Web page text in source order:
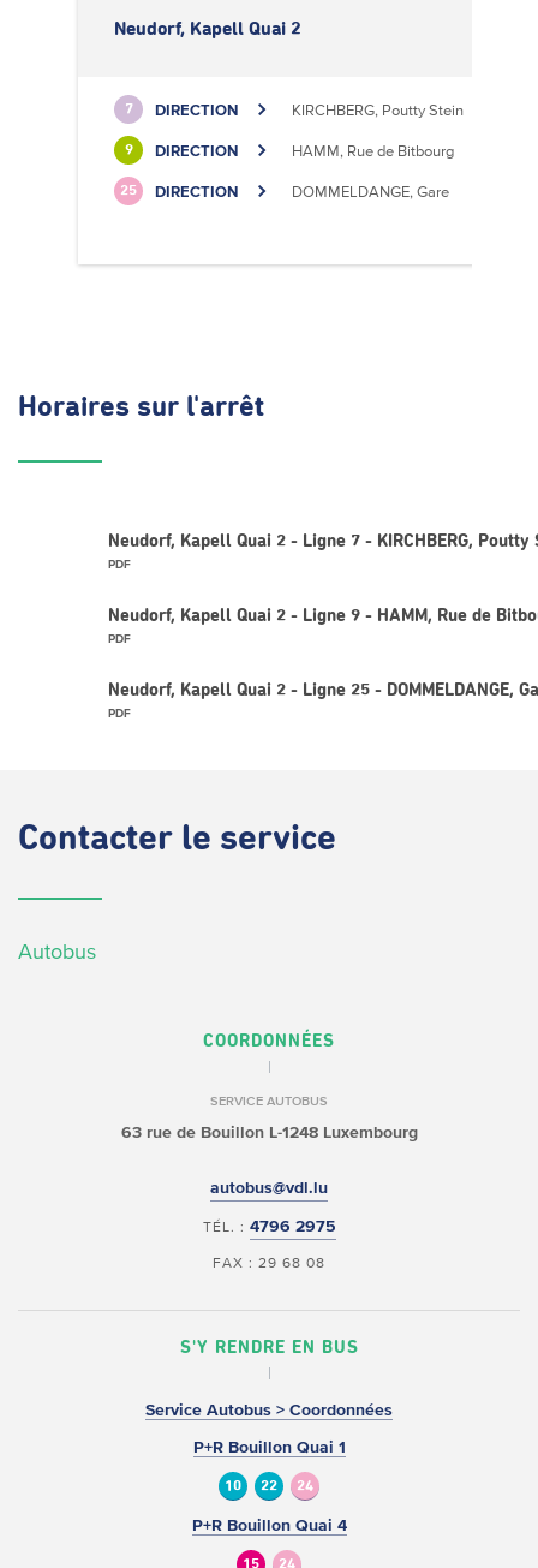
Neudorf, Kapell Quai 2
7 DIRECTION KIRCHBERG, Poutty Stein
9 DIRECTION HAMM, Rue de Bitbourg
25 DIRECTION DOMMELDANGE, Gare
Horaires sur l'arrêt
Neudorf, Kapell Quai 2 - Ligne 7 - KIRCHBERG, Poutty
PDF
Neudorf, Kapell Quai 2 - Ligne 9 - HAMM, Rue de
PDF
Neudorf, Kapell Quai 2 - Ligne 25 - DOMMELDANGE,
PDF
Contacter le service
Autobus
COORDONNÉES
SERVICE AUTOBUS
63 rue de BouillonL-1248 Luxembourg
autobus@vdl.lu
TÉL. : 4796 2975
FAX : 29 68 08
S'Y RENDRE EN BUS
Service Autobus > Coordonnées
P+R Bouillon Quai 1
10 22 24
P+R Bouillon Quai 4
15 24